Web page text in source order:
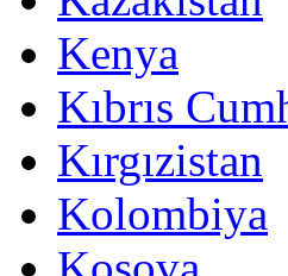
Kenya
Kıbrıs
Kırgızistan
Kolombiya